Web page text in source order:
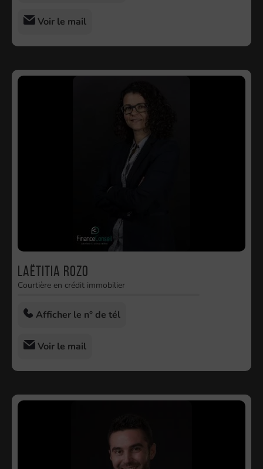
Voir le mail
Laëtitia ROZO
Courtière en crédit immobilier
Afficher le n° de tél
Voir le mail